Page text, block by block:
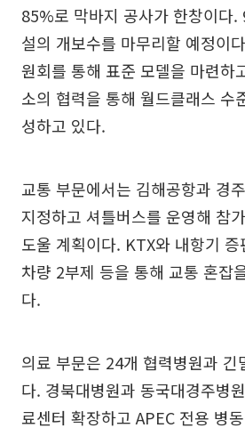
85%로 막바지 공사가 한창이다.
설의 개보수를 마무리할 예정이
원회를 통해 표준 모델을 마련하
소의 협력을 통해 월드클래스 수
성하고 있다.
교통 부문에서는 김해공항과 경
지정하고 셔틀버스를 운영해 참
도울 계획이다. KTX와 내항기
차량 2부제 등을 통해 교통 혼잡
다.
의료 부문은 24개 협력병원과 긴
다. 경북대병원과 동국대경주병
료센터 확장하고 APEC 전용 병